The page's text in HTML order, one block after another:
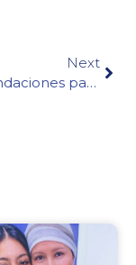
Next
Recomendaciones para visitantes, familiares y acompañantes en Oncolife